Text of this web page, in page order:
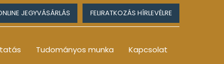
JEGYVÁSÁRLÁS FELIRATKOZÁS HÍRLEVÉLRE
Tudományos munka Kapcsolat